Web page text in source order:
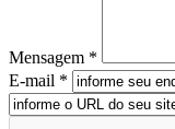
Mensagem *
E-mail *